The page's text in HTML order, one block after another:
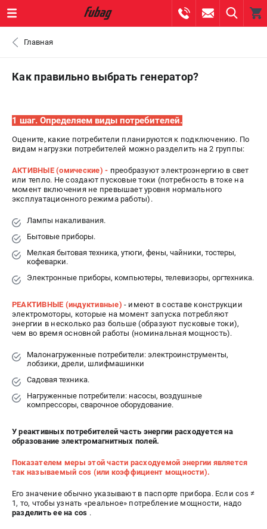
СЕРВИС
МАГАЗИНЫ
ИЗБРАННОЕ ( 0 )
СРАВНЕНИЕ ( 0 )
АКЦИИ
КАТАЛОГ
ВХОД ИЛИ РЕГИСТРАЦИЯ
0 ₽
ПОДДЕРЖКА
Как нас найти
ИНФОРМАЦИЯ
О бренде
Пользовательское соглашение
Главная
Как правильно выбрать генератор?
1 шаг. Определяем виды потребителей.
Оцените, какие потребители планируются к подключению. По
видам нагрузки потребителей можно разделить на 2 группы:
АКТИВНЫЕ (омические) - преобразуют электроэнергию в свет
или тепло. Не создают пусковые токи (потребность в токе на
момент включения не превышает уровня нормального
эксплуатационного режима работы).
Лампы накаливания.
Бытовые приборы.
Мелкая бытовая техника, утюги, фены, чайники, тостеры,
кофеварки.
Электронные приборы, компьютеры, телевизоры, оргтехника.
РЕАКТИВНЫЕ (индуктивные) - имеют в составе конструкции
электромоторы, которые на момент запуска потребляют
энергии в несколько раз больше (образуют пусковые токи),
чем во время основной работы (номинальная мощность).
Малонагруженные потребители: электроинструменты,
лобзики, дрели, шлифмашинки
Садовая техника.
Нагруженные потребители: насосы, воздушные
компрессоры, сварочное оборудование.
У реактивных потребителей часть энергии расходуется на
образование электромагнитных полей.
Показателем меры этой части расходуемой энергии является
так называемый cos (или коэффициент мощности).
Его значение обычно указывают в паспорте прибора. Если cos ≠
1, то, чтобы узнать «реальное» потребление мощности, надо
разделить ее на cos .